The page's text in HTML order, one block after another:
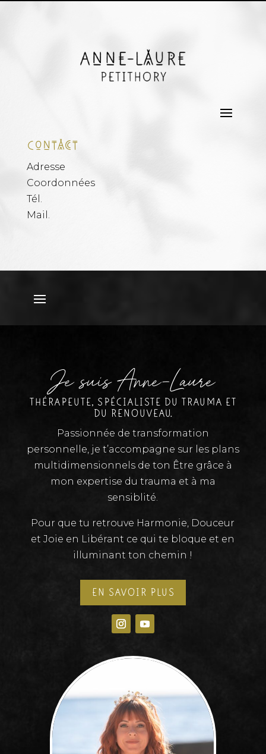
Contact
Adresse
Coordonnées
Tél.
Mail.
Je suis Anne-Laure
THÉRAPEUTE, SPÉCIALISTE DU TRAUMA ET
DU RENOUVEAU.
Passionnée de transformation
personnelle, je t’accompagne sur les plans
multidimensionnels de ton Être grâce à
mon expertise du trauma et à ma
sensiblité.
Pour que tu retrouve Harmonie, Douceur
et Joie en Libérant ce qui te bloque et en
illuminant ton chemin !
EN SAVOIR PLUS